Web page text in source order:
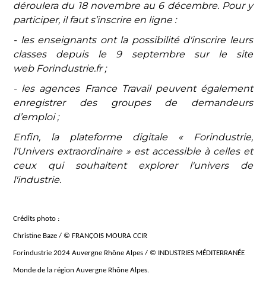
déroulera du 18 novembre au 6 décembre. Pour y
participer, il faut s’inscrire en ligne :
- les enseignants ont la possibilité d'inscrire leurs
classes depuis le 9 septembre sur le site
web Forindustrie.fr ;
- les agences France Travail peuvent également
enregistrer des groupes de demandeurs
d’emploi ;
Enfin, la plateforme digitale « Forindustrie,
l'Univers extraordinaire » est accessible à celles et
ceux qui souhaitent explorer l'univers de
l'industrie.
Crédits photo :
Christine Baze / © FRANÇOIS MOURA CCIR
Forindustrie 2024 Auvergne Rhône Alpes / © INDUSTRIES MÉDITERRANÉE
Monde de la région Auvergne Rhône Alpes.